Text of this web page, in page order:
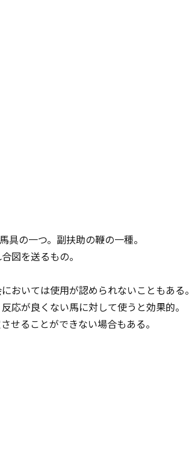
馬具の一つ。副扶助の鞭の一種。
図を送るもの。
おいては使用が認められないこともある。
応が良くない馬に対して使うと効果的。
せることができない場合もある。